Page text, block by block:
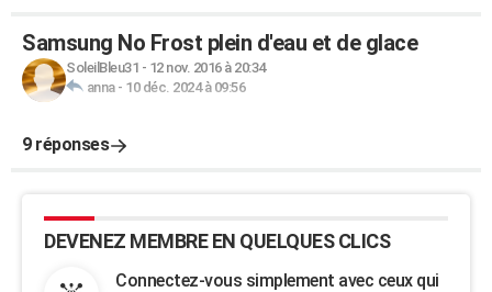
Samsung No Frost plein d'eau et de glace
SoleilBleu31 - 12 nov. 2016 à 20:34
anna- 10 déc. 2024 à 09:56
9 réponses
DEVENEZ MEMBRE EN QUELQUES CLICS
Connectez-vous simplement avec ceux qui